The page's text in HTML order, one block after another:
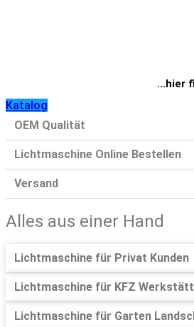
...hier
Katalog
OEM Qualität
Lichtmaschine Online Bestellen
Versand
Alles aus einer Hand
Lichtmaschine für Privat Kunden
Lichtmaschine für KFZ
Lichtmaschine für Garten